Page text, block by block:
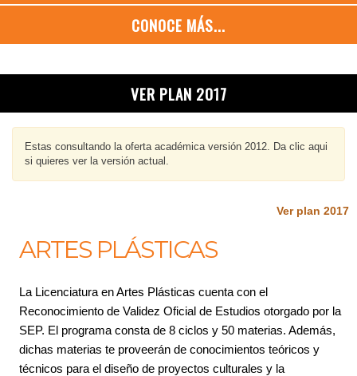
CONOCE MÁS...
VER PLAN 2017
Estas consultando la oferta académica versión 2012. Da clic aqui
si quieres ver la versión actual.
Ver plan 2017
ARTES PLÁSTICAS
La Licenciatura en Artes Plásticas cuenta con el
Reconocimiento de Validez Oficial de Estudios otorgado por la
SEP. El programa consta de 8 ciclos y 50 materias. Además,
dichas materias te proveerán de conocimientos teóricos y
técnicos para el diseño de proyectos culturales y la